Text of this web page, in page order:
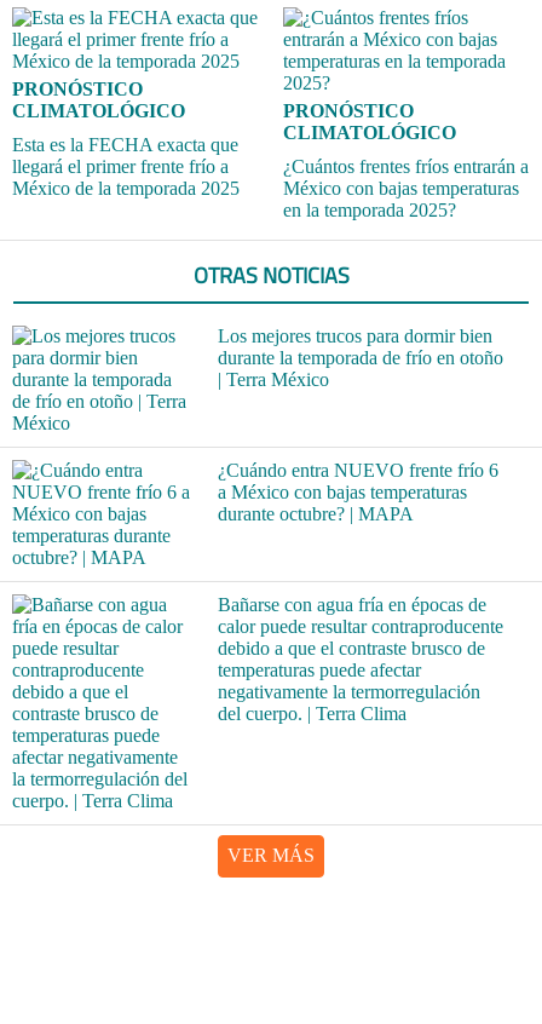
PRONÓSTICO
CLIMATOLÓGICO
Esta es la FECHA exacta que
llegará el primer frente frío a
México de la temporada 2025
PRONÓSTICO
CLIMATOLÓGICO
¿Cuántos frentes fríos entrarán a
México con bajas temperaturas
en la temporada 2025?
OTRAS NOTICIAS
Los mejores trucos para dormir bien
durante la temporada de frío en otoño
| Terra México
¿Cuándo entra NUEVO frente frío 6
a México con bajas temperaturas
durante octubre? | MAPA
Bañarse con agua fría en épocas de
calor puede resultar contraproducente
debido a que el contraste brusco de
temperaturas puede afectar
negativamente la termorregulación
del cuerpo. | Terra Clima
VER MÁS